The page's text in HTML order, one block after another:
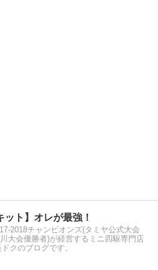
ット】オレが最強！
2018チャンピオンズ(タミヤ公式大会
大会優勝者)が経営するミニ四駆専門店
クのブログです。